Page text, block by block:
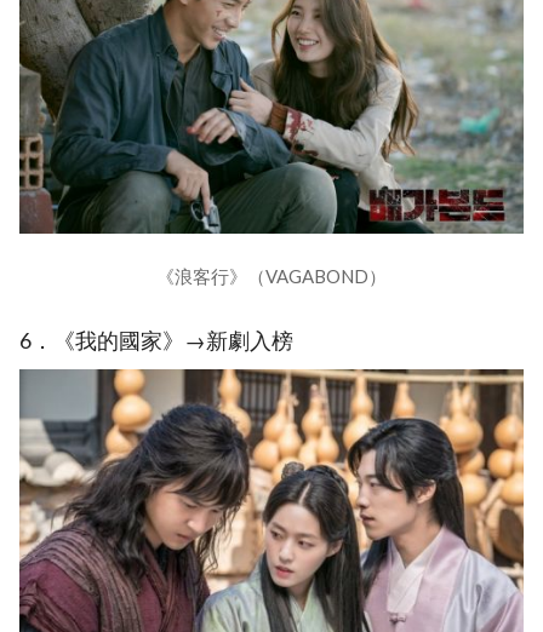
《浪客行》（VAGABOND）
6．《我的國家》→新劇入榜